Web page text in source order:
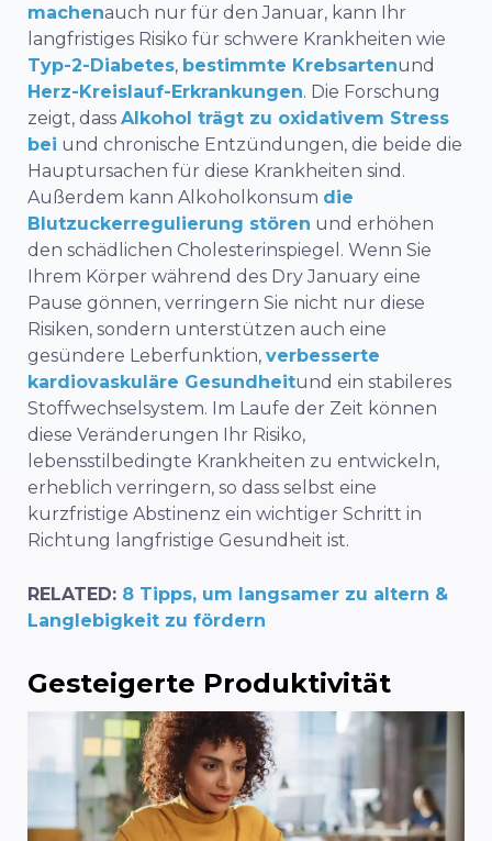
machenauch nur für den Januar, kann Ihr
langfristiges Risiko für schwere Krankheiten wie
Typ-2-Diabetes, bestimmte Krebsartenund
Herz-Kreislauf-Erkrankungen. Die Forschung
zeigt, dass Alkohol trägt zu oxidativem Stress
bei und chronische Entzündungen, die beide die
Hauptursachen für diese Krankheiten sind.
Außerdem kann Alkoholkonsum die
Blutzuckerregulierung stören und erhöhen
den schädlichen Cholesterinspiegel. Wenn Sie
Ihrem Körper während des Dry January eine
Pause gönnen, verringern Sie nicht nur diese
Risiken, sondern unterstützen auch eine
gesündere Leberfunktion, verbesserte
kardiovaskuläre Gesundheitund ein stabileres
Stoffwechselsystem. Im Laufe der Zeit können
diese Veränderungen Ihr Risiko,
lebensstilbedingte Krankheiten zu entwickeln,
erheblich verringern, so dass selbst eine
kurzfristige Abstinenz ein wichtiger Schritt in
Richtung langfristige Gesundheit ist.
RELATED: 8 Tipps, um langsamer zu altern &
Langlebigkeit zu fördern
Gesteigerte Produktivität